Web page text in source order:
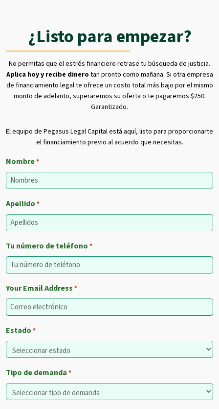
¿Listo para empezar?
No permitas que el estrés financiero retrase tu búsqueda de justicia.
Aplica hoy y recibe dinero tan pronto como mañana. Si otra empresa
de financiamiento legal te ofrece un costo total más bajo por el mismo
monto de adelanto, superaremos su oferta o te pagaremos $250.
Garantizado.
El equipo de Pegasus Legal Capital está aquí, listo para proporcionarte
el financiamiento previo al acuerdo que necesitas.
Nombre*
Apellido *
Tu número de teléfono *
Your Email Address *
Estado *
Tipo de demanda *